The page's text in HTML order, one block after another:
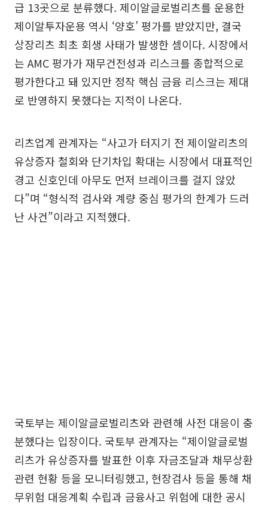
급 13곳으로 분류했다. 제이알글로벌리츠를 운용한
제이알투자운용 역시 ‘양호’ 평가를 받았지만, 결국
상장리츠 최초 회생 사태가 발생한 셈이다. 시장에서
는 AMC 평가가 재무건전성과 리스크를 종합적으로
평가한다고 돼 있지만 정작 핵심 금융 리스크는 제대
로 반영하지 못했다는 지적이 나온다.
리츠업계 관계자는 “사고가 터지기 전 제이알리츠의
유상증자 철회와 단기차입 확대는 시장에서 대표적인
경고 신호인데 아무도 먼저 브레이크를 걸지 않았
다”며 “형식적 검사와 계량 중심 평가의 한계가 드러
난 사건”이라고 지적했다.
국토부는 제이알글로벌리츠와 관련해 사전 대응이 충
분했다는 입장이다. 국토부 관계자는 “제이알글로벌
리츠가 유상증자를 발표한 이후 자금조달과 채무상환
관련 현황 등을 모니터링했고, 현장검사 등을 통해 채
무위험 대응계획 수립과 금융사고 위험에 대한 공시